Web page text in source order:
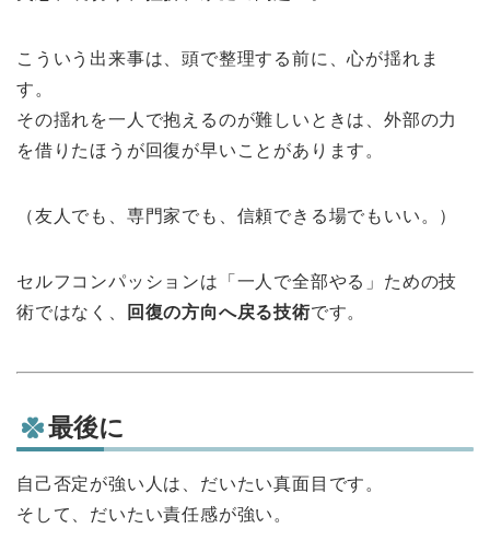
こういう出来事は、頭で整理する前に、心が揺れま
す。
その揺れを一人で抱えるのが難しいときは、外部の力
を借りたほうが回復が早いことがあります。
（友人でも、専門家でも、信頼できる場でもいい。）
セルフコンパッションは「一人で全部やる」ための技
術ではなく、
回復の方向へ戻る技術です。
最後に
自己否定が強い人は、だいたい真面目です。
そして、だいたい責任感が強い。